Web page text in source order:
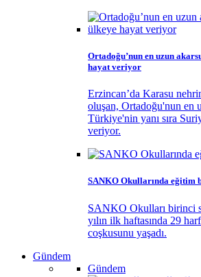
Ortadoğu’nun en uzun
hayat veriyor
Erzincan’da Karasu
oluşan, Ortadoğu'nun en
Türkiye'nin yanı sıra
veriyor.
SANKO Okullarında eğitim
SANKO Okulları birinci
yılın ilk haftasında 29
coşkusunu yaşadı.
Gündem
Gündem